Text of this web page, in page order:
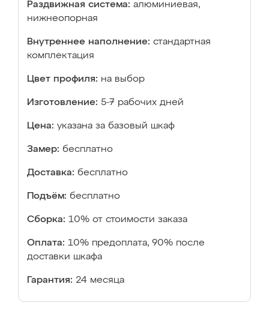
Раздвижная система: алюминиевая,
нижнеопорная
Внутреннее наполнение: стандартная
комплектация
Цвет профиля: на выбор
Изготовление: 5-7 рабочих дней
Цена: указана за базовый шкаф
Замер: бесплатно
Доставка: бесплатно
Подъём: бесплатно
Сборка: 10% от стоимости заказа
Оплата: 10% предоплата, 90% после
доставки шкафа
Гарантия: 24 месяца